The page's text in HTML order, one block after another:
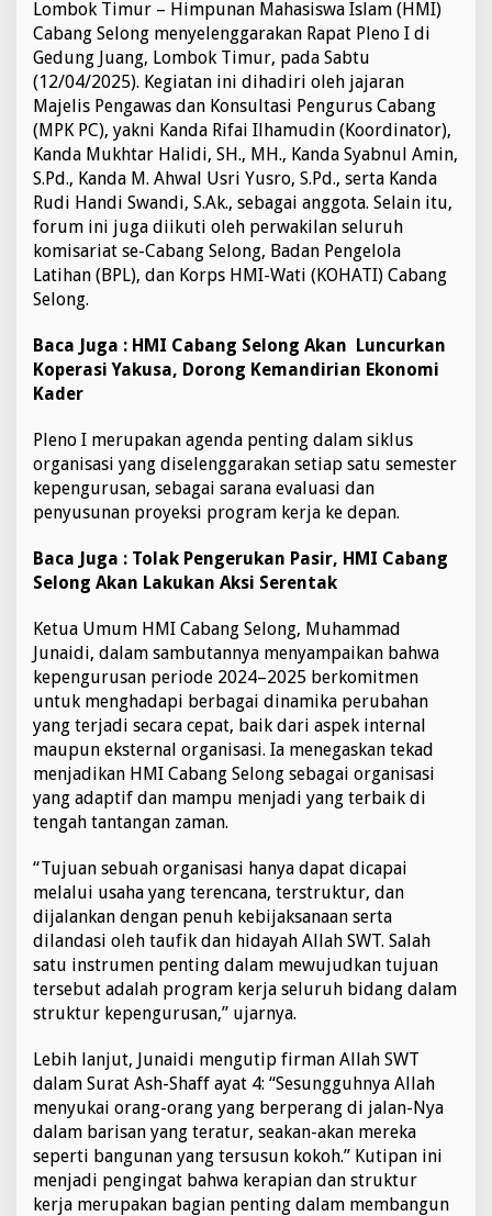
a
n
g
e
l
o
n
g
T
i
n
g
k
o
d
u
k
v
i
a
s
a
n
S
e
m
a
n
g
t
K
o
l
a
b
o
a
i
f
P
n
g
u
r
Lombok Timur – Himpunan Mahasiswa Islam (HMI)
Cabang Selong menyelenggarakan Rapat Pleno I di
Gedung Juang, Lombok Timur, pada Sabtu
(12/04/2025). Kegiatan ini dihadiri oleh jajaran
Majelis Pengawas dan Konsultasi Pengurus Cabang
(MPK PC), yakni Kanda Rifai Ilhamudin (Koordinator),
Kanda Mukhtar Halidi, SH., MH., Kanda Syabnul Amin,
S.Pd., Kanda M. Ahwal Usri Yusro, S.Pd., serta Kanda
Rudi Handi Swandi, S.Ak., sebagai anggota. Selain itu,
forum ini juga diikuti oleh perwakilan seluruh
komisariat se-Cabang Selong, Badan Pengelola
Latihan (BPL), dan Korps HMI-Wati (KOHATI) Cabang
Selong.
Baca Juga : HMI Cabang Selong Akan Luncurkan
Koperasi Yakusa, Dorong Kemandirian Ekonomi
Kader
Pleno I merupakan agenda penting dalam siklus
organisasi yang diselenggarakan setiap satu semester
kepengurusan, sebagai sarana evaluasi dan
penyusunan proyeksi program kerja ke depan.
Baca Juga : Tolak Pengerukan Pasir, HMI Cabang
Selong Akan Lakukan Aksi Serentak
Ketua Umum HMI Cabang Selong, Muhammad
Junaidi, dalam sambutannya menyampaikan bahwa
kepengurusan periode 2024–2025 berkomitmen
untuk menghadapi berbagai dinamika perubahan
yang terjadi secara cepat, baik dari aspek internal
maupun eksternal organisasi. Ia menegaskan tekad
menjadikan HMI Cabang Selong sebagai organisasi
yang adaptif dan mampu menjadi yang terbaik di
tengah tantangan zaman.
“Tujuan sebuah organisasi hanya dapat dicapai
melalui usaha yang terencana, terstruktur, dan
dijalankan dengan penuh kebijaksanaan serta
dilandasi oleh taufik dan hidayah Allah SWT. Salah
satu instrumen penting dalam mewujudkan tujuan
tersebut adalah program kerja seluruh bidang dalam
struktur kepengurusan,” ujarnya.
Lebih lanjut, Junaidi mengutip firman Allah SWT
dalam Surat Ash-Shaff ayat 4: “Sesungguhnya Allah
menyukai orang-orang yang berperang di jalan-Nya
dalam barisan yang teratur, seakan-akan mereka
seperti bangunan yang tersusun kokoh.” Kutipan ini
menjadi pengingat bahwa kerapian dan struktur
kerja merupakan bagian penting dalam membangun